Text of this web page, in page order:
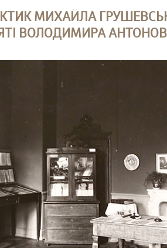
МИХАЙЛА
ВОЛОДИМИРА